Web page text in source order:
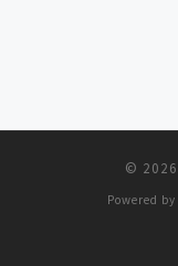
© 2026
Powered by